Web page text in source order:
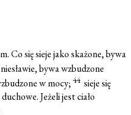
Co się sieje jako skażone, bywa
bywa wzbudzone
w mocy; 44 sieje się
Jeżeli jest ciało